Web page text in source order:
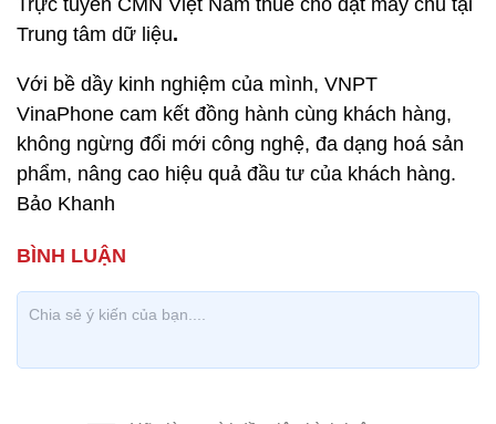
Trực tuyến CMN Việt Nam thuê chỗ đặt máy chủ tại
Trung tâm dữ liệu.
Với bề dầy kinh nghiệm của mình, VNPT
VinaPhone cam kết đồng hành cùng khách hàng,
không ngừng đổi mới công nghệ, đa dạng hoá sản
phẩm, nâng cao hiệu quả đầu tư của khách hàng.
Bảo Khanh